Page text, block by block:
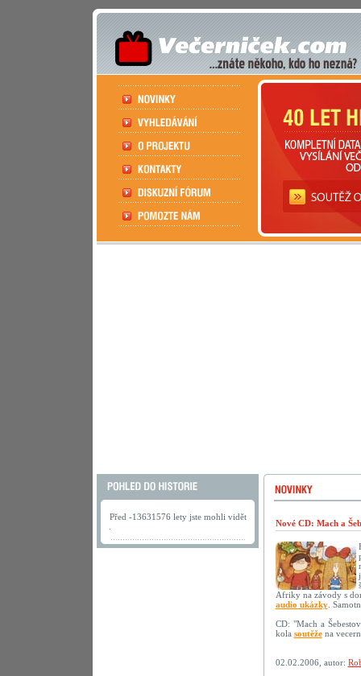
Před -13631576 lety jste mohli vidět
Nové CD: Mach a
Afriky na závody s
audio ukázky.
CD: "Mach a
kola soutěžena
02.02.2006, autor: